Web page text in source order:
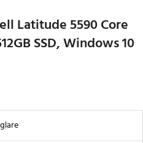
Latitude 5590 Core
SSD, Windows 10